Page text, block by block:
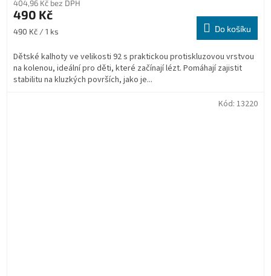
404,96 Kč bez DPH
490 Kč
Měrná
490 Kč / 1 ks Do košíku
Dětské kalhoty ve velikosti 92 s praktickou protiskluzovou vrstvou
na kolenou, ideální pro děti, které začínají lézt. Pomáhají zajistit
stabilitu na kluzkých površích, jako je...
Kód: 13220